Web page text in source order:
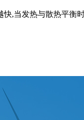
,当发热与散热平衡